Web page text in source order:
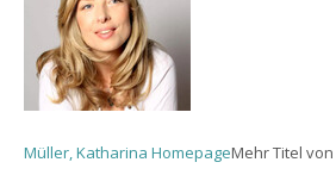
Müller, Katharina HomepageMehr Titel von